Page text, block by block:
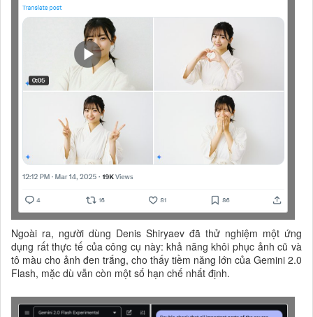
Ngoài ra, người dùng Denis Shiryaev đã thử nghiệm một ứng
dụng rất thực tế của công cụ này: khả năng khôi phục ảnh cũ và
tô màu cho ảnh đen trắng, cho thấy tiềm năng lớn của Gemini 2.0
Flash, mặc dù vẫn còn một số hạn chế nhất định.